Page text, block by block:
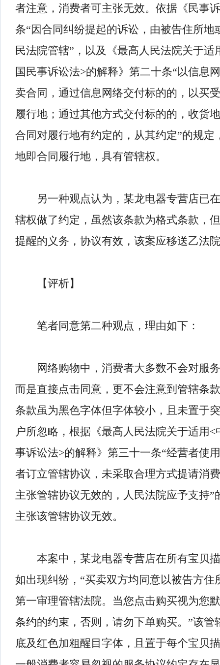
者注意，消费者可主张无效。依据《民事
条“因合同纠纷提起的诉讼，由被告住所地
民法院管辖”，以及《最高人民法院关于适
国民事诉讼法>的解释》第二十条“以信息
卖合同，通过信息网络交付标的的，以买
履行地；通过其他方式交付标的的，收货
合同对履行地有约定的，从其约定”的规定
地即合同履行地，具有管辖权。
另一种观点认为，某龙电器专营店已在
辖权做了约定，虽然该条款为格式条款，
提醒的义务，协议有效，该案应移送乙法
【评析】
笔者同意第二种观点，理由如下：
网络购物中，消费者大多数不会对服务
而是直接点击同意，更不会注意到管辖条
条款虽为黑色字体但字体较小，且未置于
户所忽略，根据《最高人民法院关于适用
事诉讼法>的解释》第三十一条“经营者使
者订立管辖协议，未采取合理方式提请消
主张管辖协议无效的，人民法院应予支持”
主张该管辖协议无效。
本案中，某龙电器专营店在所有宝贝描
如出现纠纷，“买卖双方均同意以被告方住
第一审理管辖法院。当您点击购买视为您
条约的约束，否则，请勿下单购买。”该管
底及红色加粗醒目字体，且置于每个宝贝